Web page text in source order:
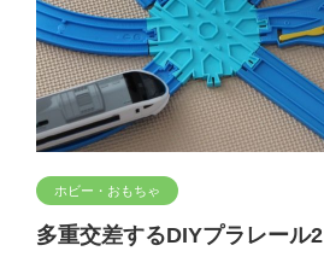
ホビー・おもちゃ
多重交差するDIYプラレール2